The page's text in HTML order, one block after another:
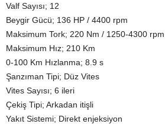
Valf Sayısı; 12
Beygir Gücü; 136 HP / 4400 rpm
Maksimum Tork; 220 Nm / 1250-4300 rpm
Maksimum Hız; 210 Km
0-100 Km Hızlanma; 8.9 s
Şanzıman Tipi; Düz Vites
Vites Sayısı; 6 ileri
Çekiş Tipi; Arkadan itişli
Yakıt Sistemi; Direkt enjeksiyon